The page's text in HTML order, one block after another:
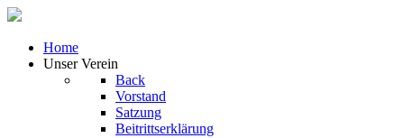
Home
Unser Verein
Back
Vorstand
Satzung
Beitrittserklärung